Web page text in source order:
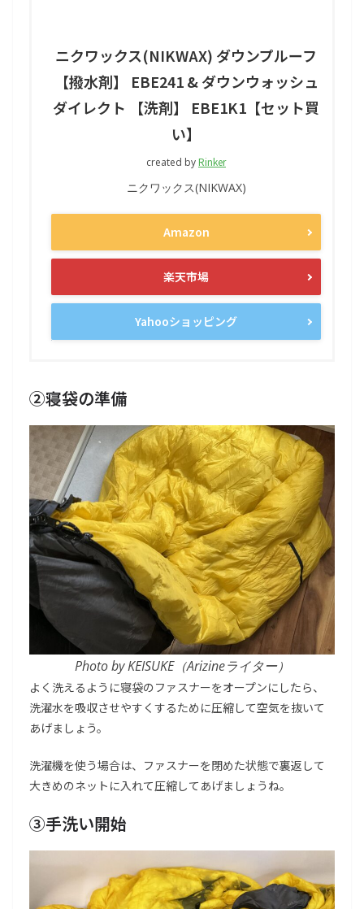
ニクワックス(NIKWAX) ダウンプルーフ
【撥水剤】 EBE241 & ダウンウォッシュ
ダイレクト 【洗剤】 EBE1K1【セット買
い】
created byRinker
ニクワックス(NIKWAX)
Amazon
楽天市場
Yahooショッピング
②寝袋の準備
Photo by KEISUKE（Arizineライター）
よく洗えるように寝袋のファスナーをオープンにしたら、
洗濯水を吸収させやすくするために圧縮して空気を抜いて
あげましょう。
洗濯機を使う場合は、ファスナーを閉めた状態で裏返して
大きめのネットに入れて圧縮してあげましょうね。
③手洗い開始